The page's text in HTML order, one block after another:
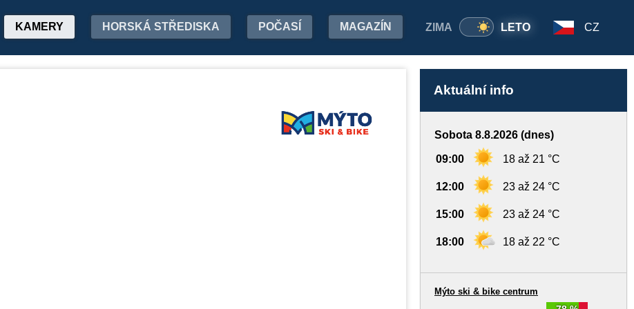
ZIMA LETO
KAMERY HORSKÁ STŘEDISKA POČASÍ MAGAZÍN CZ
Aktuální info
Sobota 8.8.2026 (dnes)
09:00 18 až 21 °C
12:00 23 až 24 °C
15:00 23 až 24 °C
18:00 18 až 22 °C
Mýto ski & bike centrum